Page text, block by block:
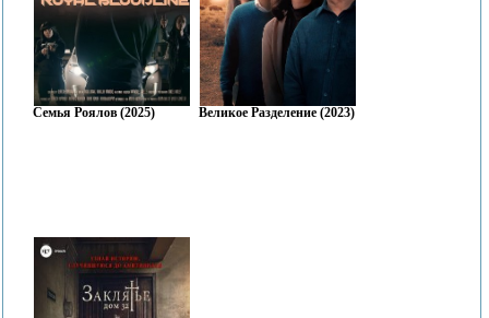
Семья Роялов (2025) Великое Разделение (2023)